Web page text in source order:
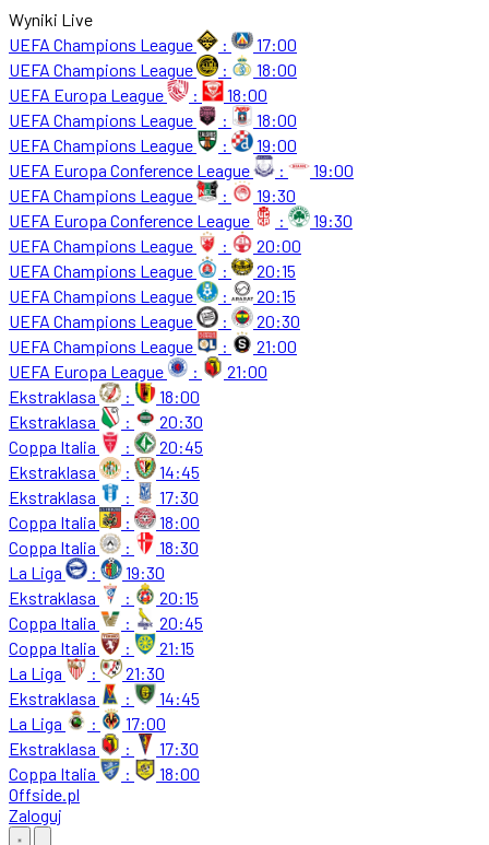
Wyniki Live
UEFA Champions League
:
17:00
UEFA Champions League
:
18:00
UEFA Europa League
:
18:00
UEFA Champions League
:
18:00
UEFA Champions League
:
19:00
UEFA Europa Conference League
:
19:00
UEFA Champions League
:
19:30
UEFA Europa Conference League
:
19:30
UEFA Champions League
:
20:00
UEFA Champions League
:
20:15
UEFA Champions League
:
20:15
UEFA Champions League
:
20:30
UEFA Champions League
:
21:00
UEFA Europa League
:
21:00
Ekstraklasa
:
18:00
Ekstraklasa
:
20:30
Coppa Italia
:
20:45
Ekstraklasa
:
14:45
Ekstraklasa
:
17:30
Coppa Italia
:
18:00
Coppa Italia
:
18:30
La Liga
:
19:30
Ekstraklasa
:
20:15
Coppa Italia
:
20:45
Coppa Italia
:
21:15
La Liga
:
21:30
Ekstraklasa
:
14:45
La Liga
:
17:00
Ekstraklasa
:
17:30
Coppa Italia
:
18:00
Offside.pl
Zaloguj